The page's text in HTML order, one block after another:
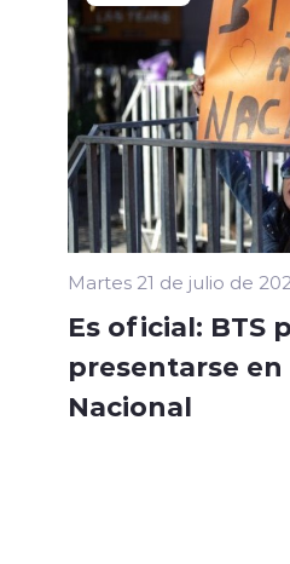
Martes 21 de julio de
Es oficial: BTS
presentarse
Nacional